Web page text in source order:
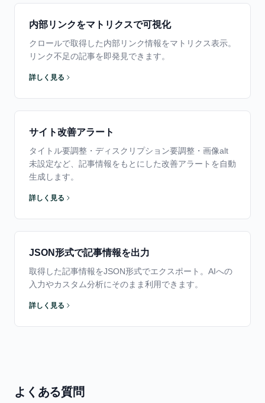
内部リンクをマトリクスで可視化
クロールで取得した内部リンク情報をマトリクス表示。
リンク不足の記事を即発見できます。
詳しく見る
サイト改善アラート
タイトル要調整・ディスクリプション要調整・画像alt
未設定など、記事情報をもとにした改善アラートを自動
生成します。
詳しく見る
JSON形式で記事情報を出力
取得した記事情報をJSON形式でエクスポート。AIへの
入力やカスタム分析にそのまま利用できます。
詳しく見る
よくある質問